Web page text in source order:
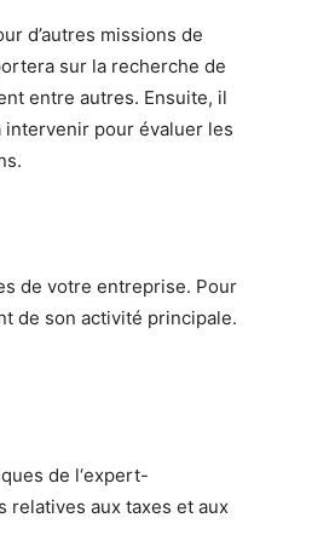
d’autres missions de
sur la recherche de
entre autres. Ensuite, il
intervenir pour évaluer les
de votre entreprise. Pour
de son activité principale.
de l‘expert-
relatives aux taxes et aux